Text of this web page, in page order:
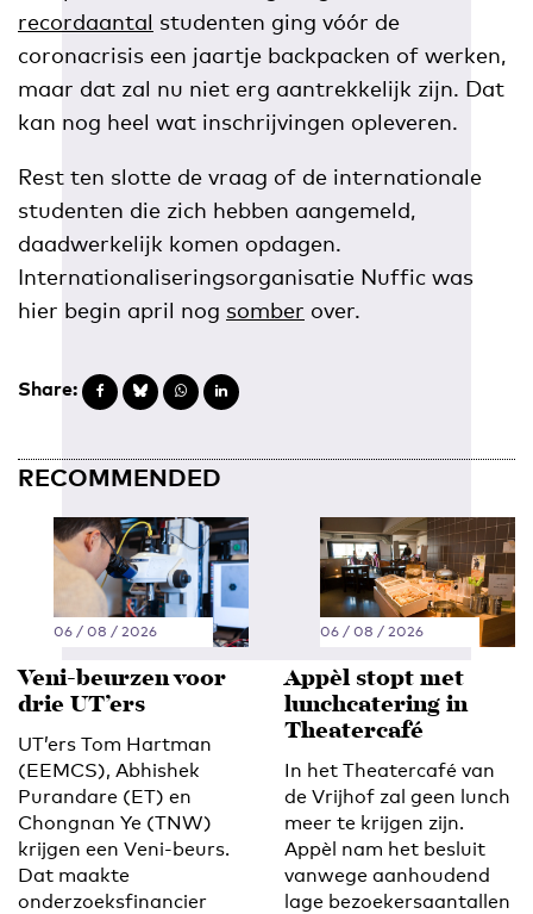
recordaantal studenten ging vóór de
coronacrisis een jaartje backpacken of werken,
maar dat zal nu niet erg aantrekkelijk zijn. Dat
kan nog heel wat inschrijvingen opleveren.
Rest ten slotte de vraag of de internationale
studenten die zich hebben aangemeld,
daadwerkelijk komen opdagen.
Internationaliseringsorganisatie Nuffic was
hier begin april nog somber over.
Share:
RECOMMENDED
06 / 08 / 2026
Veni-beurzen voor
drie UT’ers
UT’ers Tom Hartman
(EEMCS), Abhishek
Purandare (ET) en
Chongnan Ye (TNW)
krijgen een Veni-beurs.
Dat maakte
onderzoeksfinancier
06 / 08 / 2026
Appèl stopt met
lunchcatering in
Theatercafé
In het Theatercafé van
de Vrijhof zal geen lunch
meer te krijgen zijn.
Appèl nam het besluit
vanwege aanhoudend
lage bezoekersaantallen